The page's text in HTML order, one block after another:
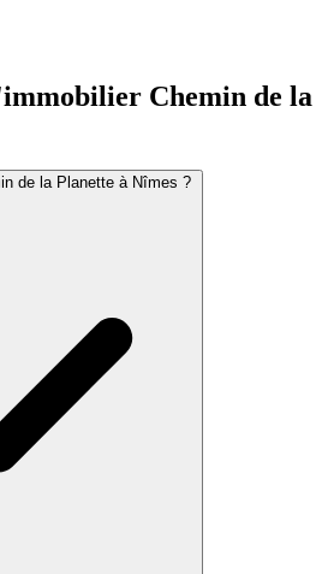
Chemin de la
de la Planette à Nîmes ?